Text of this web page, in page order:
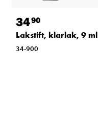
3490
Lakstift, klarlak, 9 ml
34-900